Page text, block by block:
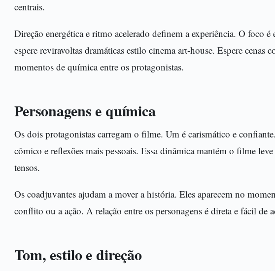
centrais.
Direção energética e ritmo acelerado definem a experiência. O foco
espere reviravoltas dramáticas estilo cinema art-house. Espere cenas
momentos de química entre os protagonistas.
Personagens e química
Os dois protagonistas carregam o filme. Um é carismático e
cômico e reflexões mais pessoais. Essa dinâmica mantém o filme
tensos.
Os coadjuvantes ajudam a mover a história. Eles aparecem no
conflito ou a ação. A relação entre os personagens é direta e fácil de
Tom, estilo e direção